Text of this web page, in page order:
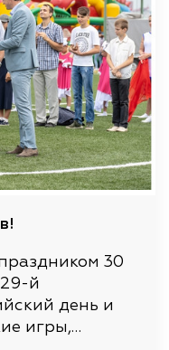
30
й
день и
игры,…